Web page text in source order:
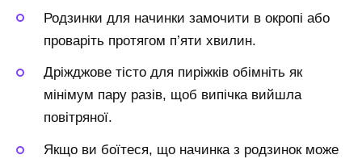
Родзинки для начинки замочити в окропі або
проваріть протягом п’яти хвилин.
Дріжджове тісто для пиріжків обімніть як
мінімум пару разів, щоб випічка вийшла
повітряної.
Якщо ви боїтеся, що начинка з родзинок може